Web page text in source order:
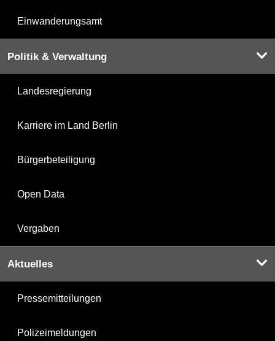
Einwanderungsamt
Politik & Verwaltung
Landesregierung
Karriere im Land Berlin
Bürgerbeteiligung
Open Data
Vergaben
Aktuelles
Pressemitteilungen
Polizeimeldungen